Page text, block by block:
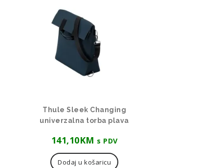
Thule Sleek Changing
univerzalna torba plava
141,10KM s PDV
Dodaj u košaricu